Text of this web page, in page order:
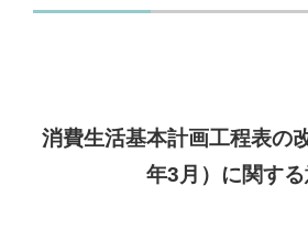
消費生活基本計画工程表の
年3月）に関す